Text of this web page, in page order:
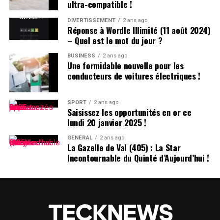
après le prénom : ainsi devient-il rapidement « Hugo
D. », un surnom auquel il s’habitue sans arduousé.
Pensées sur l’Identité Associée au
Prénom
Le choix d’un prénom peut avoir un impact significatif
sur notre identité personnelle tout au long de notre
existence. Que ce soit pour se distinguer ou pour
s’intégrer dans un groupe social spécifique, chaque
individu développe une relation particulière avec son
propre nom.
les prénoms ne sont pas simplement des désignations ;
ultra-compatible !
DIVERTISSEMENT 2 ans ago
Réponse à Wordle Illimité (11 août 2024)
– Quel est le mot du jour ?
BUSINESS 2 ans ago
Une formidable nouvelle pour les
conducteurs de voitures électriques !
SPORT 2 ans ago
Saisissez les opportunités en or ce
lundi 20 janvier 2025 !
GÉNÉRAL 2 ans ago
La Gazelle de Val (405) : La Star
Incontournable du Quinté d’Aujourd’hui !